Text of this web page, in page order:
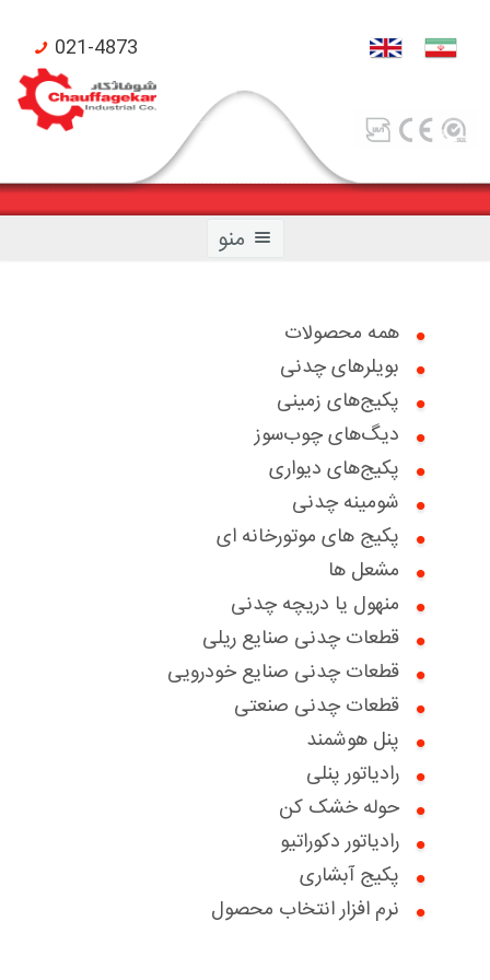
021-4873
منو
صفحه اصلی
محصولات شوفاژکار
محصولات تکنومتال
گواهینامه ها
درباره ما
سوالات متداول
تماس با ما
دانلود کاتالوگ ها
درباره ما
مقالات آموزشی
بخش خدمات مشتریان
درخواست خدمات
بخش پرتال فروش
بخش پرتال خدمات فروش
درخواست همکاری با ما
تعویض سبز
همه محصولات
بویلرهای چدنی
پکیج‌های زمینی
دیگ‌های چوب‌سوز
پکیج‌های دیواری
شومینه چدنی
پکیج های موتورخانه ای
مشعل ها
منهول یا دریچه چدنی
قطعات چدنی صنایع ریلی
قطعات چدنی صنایع خودرویی
قطعات چدنی صنعتی
پنل هوشمند
رادیاتور پنلی
حوله خشک کن
رادیاتور دکوراتیو
پکیج آبشاری
نرم افزار انتخاب محصول